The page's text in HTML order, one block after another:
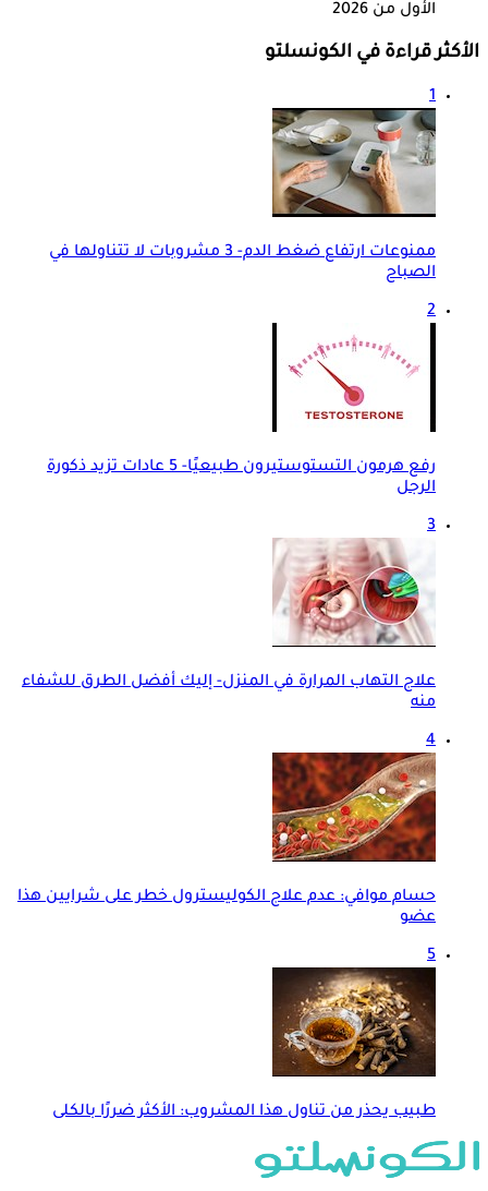
الأول من 2026
الأكثر قراءة في الكونسلتو
1
ممنوعات ارتفاع ضغط الدم- 3 مشروبات لا تتناولها في
الصباح
2
رفع هرمون التستوستيرون طبيعيًا- 5 عادات تزيد ذكورة
الرجل
3
علاج التهاب المرارة في المنزل- إليك أفضل الطرق للشفاء
منه
4
حسام موافي: عدم علاج الكوليسترول خطر على شرايين هذا
عضو
5
طبيب يحذر من تناول هذا المشروب: الأكثر ضررًا بالكلى